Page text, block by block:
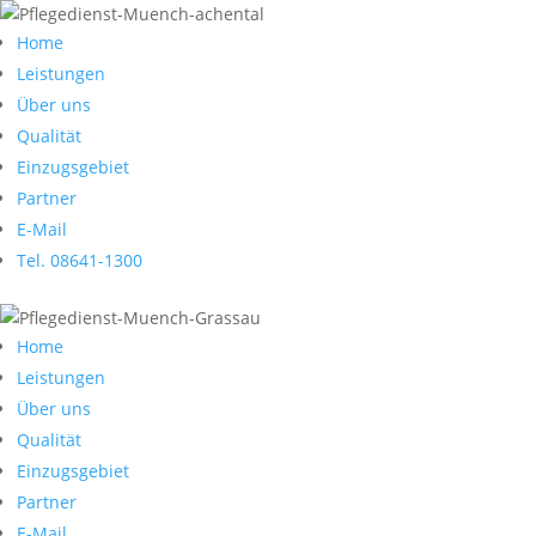
Home
Leistungen
Über uns
Qualität
Einzugsgebiet
Partner
E-Mail
Tel. 08641-1300
Home
Leistungen
Über uns
Qualität
Einzugsgebiet
Partner